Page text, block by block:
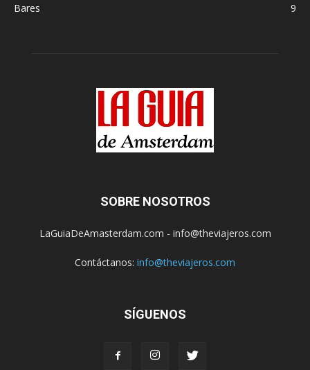
Bares
9
SOBRE NOSOTROS
LaGuiaDeAmasterdam.com - info@theviajeros.com
Contáctanos: info@theviajeros.com
SÍGUENOS